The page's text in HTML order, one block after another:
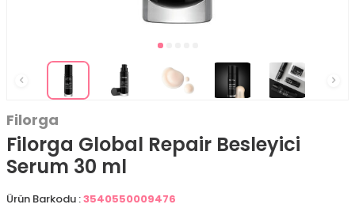
Filorga
Filorga Global Repair Besleyici
Serum 30 ml
Ürün Barkodu :3540550009476